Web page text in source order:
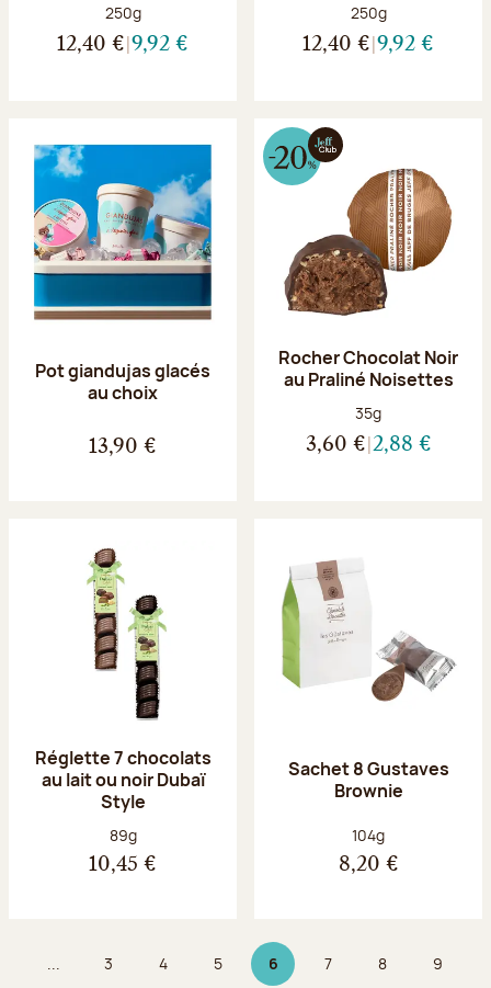
Poids net :
250g
12,40 € 9,92 €
Poids net :
250g
12,40 € 9,92 €
Pot giandujas glacés
au choix
13,90 €
Rocher Chocolat Noir
au Praliné Noisettes
Poids net :
35g
3,60 € 2,88 €
Réglette 7 chocolats
au lait ou noir Dubaï
Style
Poids net :
89g
10,45 €
Sachet 8 Gustaves
Brownie
Poids net :
104g
8,20 €
... Page
3 Page
4 Page
5 6Page 6 sur 9
Page
7 Page
8 Page
9